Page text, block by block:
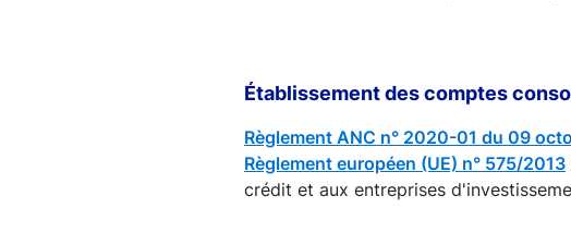
Établissement des comptes
Règlement ANC n° 2020-01 du 09
Règlement européen (UE) n° 575/2013
crédit et aux entreprises